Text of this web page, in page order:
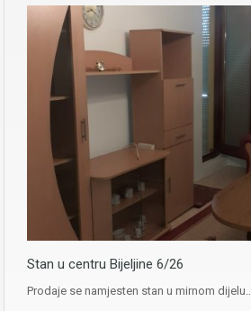
Stan u centru Bijeljine 6/26
Prodaje se namjesten stan u mirnom dijelu…